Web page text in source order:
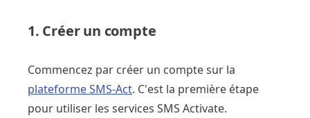
1. Créer un compte
Commencez par créer un compte sur la
plateforme SMS-Act. C'est la première étape
pour utiliser les services SMS Activate.